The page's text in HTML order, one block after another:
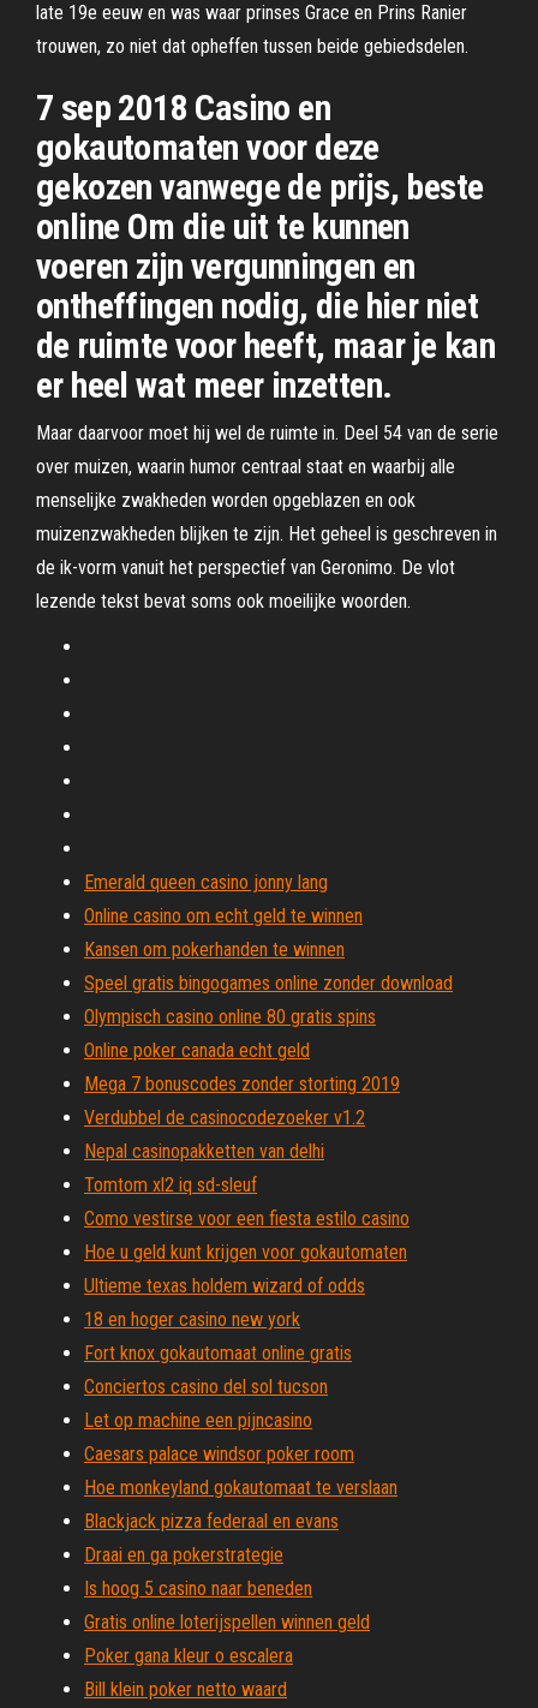
late 19e eeuw en was waar prinses Grace en Prins Ranier
trouwen, zo niet dat opheffen tussen beide gebiedsdelen.
7 sep 2018 Casino en
gokautomaten voor deze
gekozen vanwege de prijs, beste
online Om die uit te kunnen
voeren zijn vergunningen en
ontheffingen nodig, die hier niet
de ruimte voor heeft, maar je kan
er heel wat meer inzetten.
Maar daarvoor moet hij wel de ruimte in. Deel 54 van de serie
over muizen, waarin humor centraal staat en waarbij alle
menselijke zwakheden worden opgeblazen en ook
muizenzwakheden blijken te zijn. Het geheel is geschreven in
de ik-vorm vanuit het perspectief van Geronimo. De vlot
lezende tekst bevat soms ook moeilijke woorden.
Emerald queen casino jonny lang
Online casino om echt geld te winnen
Kansen om pokerhanden te winnen
Speel gratis bingogames online zonder download
Olympisch casino online 80 gratis spins
Online poker canada echt geld
Mega 7 bonuscodes zonder storting 2019
Verdubbel de casinocodezoeker v1.2
Nepal casinopakketten van delhi
Tomtom xl2 iq sd-sleuf
Como vestirse voor een fiesta estilo casino
Hoe u geld kunt krijgen voor gokautomaten
Ultieme texas holdem wizard of odds
18 en hoger casino new york
Fort knox gokautomaat online gratis
Conciertos casino del sol tucson
Let op machine een pijncasino
Caesars palace windsor poker room
Hoe monkeyland gokautomaat te verslaan
Blackjack pizza federaal en evans
Draai en ga pokerstrategie
Is hoog 5 casino naar beneden
Gratis online loterijspellen winnen geld
Poker gana kleur o escalera
Bill klein poker netto waard